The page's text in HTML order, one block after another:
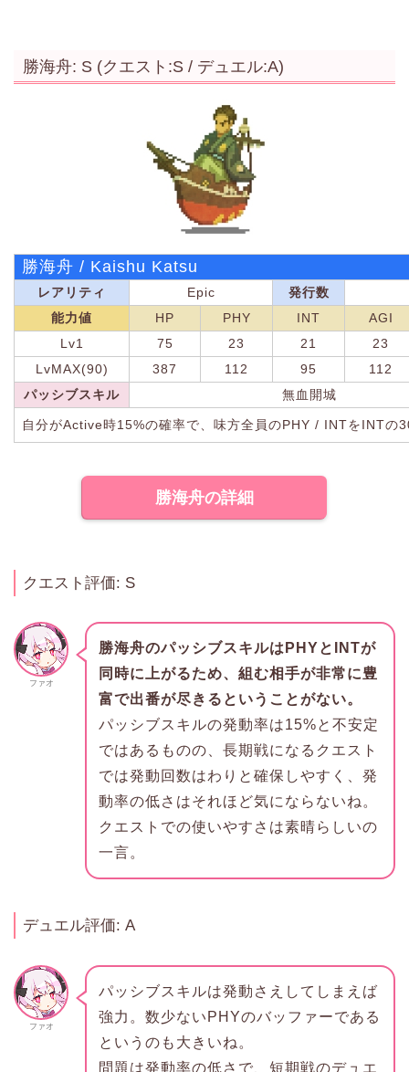
勝海舟: S (クエスト:S / デュエル:A)
勝海舟 / Kaishu Katsu
レアリティ Epic
発行数
能力値
HP PHY INT
AGI
Lv1
75 23 21
23
LvMAX(90)
387 112 95
112
パッシブスキル
無血開城
自分がActive時15%の確率で、味方全員のPHY / INTをINTの
勝海舟の詳細
クエスト評価: S
ファオ
勝海舟のパッシブスキルはPHYとINTが
同時に上がるため、組む相手が非常に豊
富で出番が尽きるということがない。
パッシブスキルの発動率は15%と不安定
ではあるものの、長期戦になるクエスト
では発動回数はわりと確保しやすく、発
動率の低さはそれほど気にならないね。
クエストでの使いやすさは素晴らしいの
一言。
デュエル評価: A
ファオ
パッシブスキルは発動さえしてしまえば
強力。数少ないPHYのバッファーである
というのも大きいね。
問題は発動率の低さで、短期戦のデュエ